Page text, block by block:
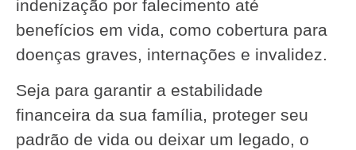
indenização por falecimento até
benefícios em vida, como cobertura para
doenças graves, internações e invalidez.
Seja para garantir a estabilidade
financeira da sua família, proteger seu
padrão de vida ou deixar um legado, o